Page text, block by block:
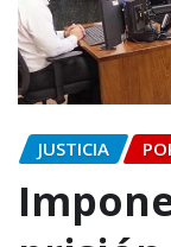
JUSTICIA